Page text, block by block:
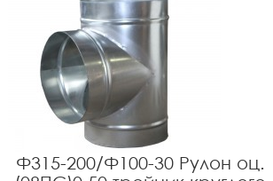
Ф315-200/Ф100-30 Рулон оц.